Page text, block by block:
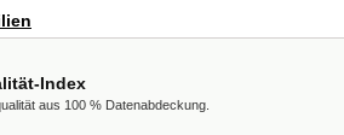
Index
aus 100 % Datenabdeckung.